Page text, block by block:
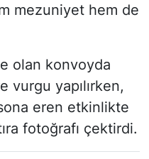
mezuniyet hem de
olan konvoyda
vurgu yapılırken,
eren etkinlikte
fotoğrafı çektirdi.